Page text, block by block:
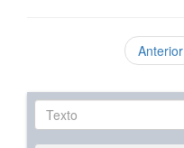
Anterior
Texto